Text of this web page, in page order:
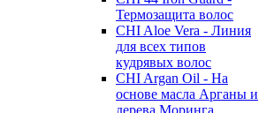
Термозащита волос
CHI Aloe Vera - Линия
для всех типов
кудрявых волос
CHI Argan Oil - На
основе масла Арганы и
дерева Моринга